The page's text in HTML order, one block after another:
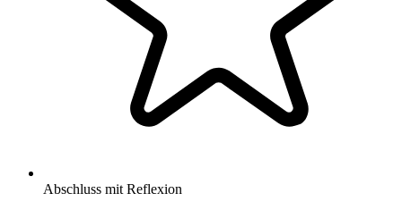
Abschluss mit Reflexion